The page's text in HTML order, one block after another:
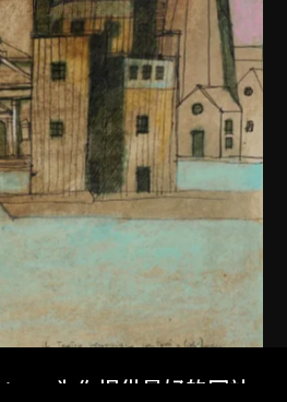
」为你提供最好的网站